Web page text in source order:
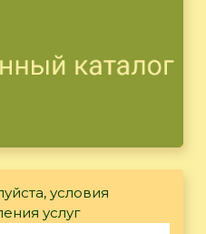
условия
услуг